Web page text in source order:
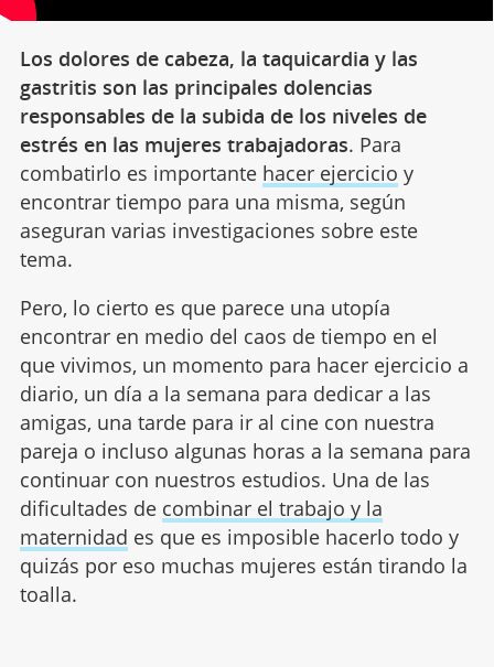
Los dolores de cabeza, la taquicardia y las
gastritis son las principales dolencias
responsables de la subida de los niveles de
estrés en las mujeres trabajadoras. Para
combatirlo es importante hacer ejercicio y
encontrar tiempo para una misma, según
aseguran varias investigaciones sobre este
tema.
Pero, lo cierto es que parece una utopía
encontrar en medio del caos de tiempo en el
que vivimos, un momento para hacer ejercicio a
diario, un día a la semana para dedicar a las
amigas, una tarde para ir al cine con nuestra
pareja o incluso algunas horas a la semana para
continuar con nuestros estudios. Una de las
dificultades de combinar el trabajo y la
maternidad es que es imposible hacerlo todo y
quizás por eso muchas mujeres están tirando la
toalla.